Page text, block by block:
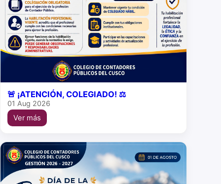
🚨 ¡ATENCIÓN, COLEGIADO! ⚖️
01 Aug 2026
Ver más